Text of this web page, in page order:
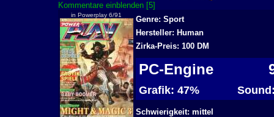
Kommentare einblenden [5]
in Powerplay 6/91
Genre: Sport
Hersteller: Human
Zirka-Preis: 100 DM
PC-Engine
Grafik: 47%
Schwierigkeit: mittel